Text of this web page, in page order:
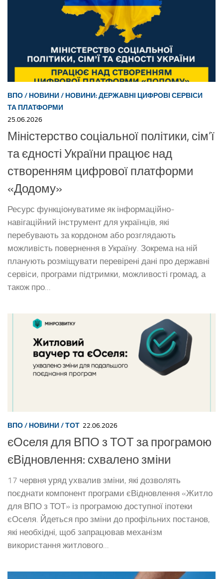
ВПО/ НОВИНИ/ НОВИНИ: ДЕРЖАВНІ ЦИФРОВІ СЕРВІСИ
ТА ПЛАТФОРМИ
25.06.2026
Міністерство соціальної політики, сім’ї
та єдності України працює над
створенням цифрової платформи
«Додому»
Ресурс функціонуватиме як інформаційно-
навігаційний інструмент для українців, які
перебувають за кордоном або розглядають
можливість повернення в Україну. Зокрема на ній
планують розміщувати перевірені дані про державні
сервіси, програми підтримки, можливості громад, а
також про...
ВПО/ НОВИНИ/ТОТ 22.06.2026
єОселя для ВПО з ТОТ за програмою
єВідновлення: схвалено зміни
17 червня уряд ухвалив зміни, які дозволять
поєднати компонент програми єВідновлення «Житло
для ВПО з ТОТ» із програмою доступної іпотеки
єОселя. Йдеться про зміни до профільних постанов,
які необхідні, щоб запрацював механізм
використання житлового...